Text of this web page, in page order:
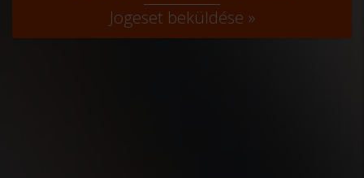
Jogeset beküldése »